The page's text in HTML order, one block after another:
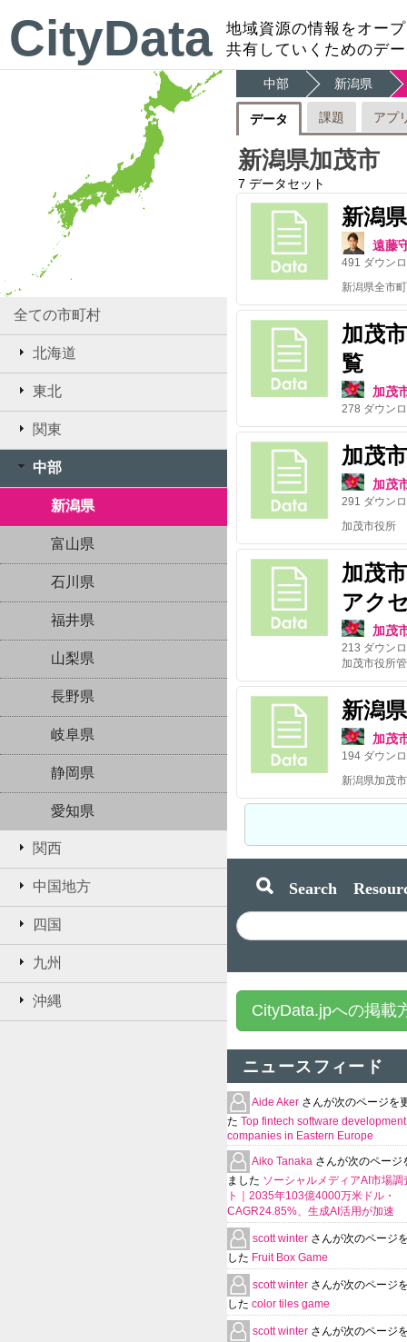
CityData
地域資源の情報をオー
共有していくためのデ
全ての市町村
北海道
東北
関東
中部
新潟県
富山県
石川県
福井県
山梨県
長野県
岐阜県
静岡県
愛知県
関西
中国地方
四国
九州
沖縄
中部 新潟県
データ 課題 アプ
新潟県加茂市
7 データセット
新潟
遠藤
491 ダウン
加茂
覧
加茂
278 ダウン
加茂
加茂
291 ダウン
加茂市役所
加茂
アク
加茂
213 ダウン
加茂市役所
新潟
加茂
194 ダウン
新潟県加茂
Search
CityData.jpへの掲載
ニュースフィード
Aide Aker さんが次のページを
た Top fintech software development
companies in Eastern Europe
Aiko Tanaka さんが次のページ
ました ソーシャルメディアAI市場調
ト｜2035年103億4000万米ドル・
CAGR24.85%、生成AI活用が加速
scott winter さんが次のページ
した Fruit Box Game
scott winter さんが次のページ
した color tiles game
scott winter さんが次のページ